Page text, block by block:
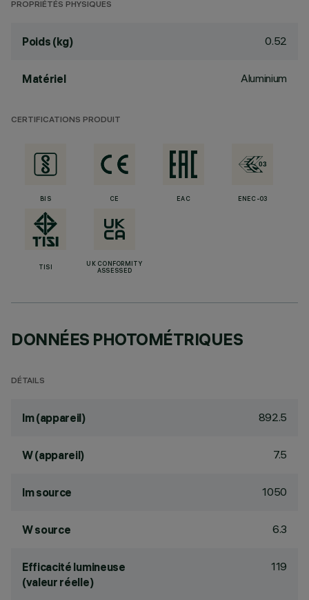
PROPRIÉTÉS PHYSIQUES
Poids (kg) 0.52
Matériel Aluminium
CERTIFICATIONS PRODUIT
BIS CE EAC ENEC-03
TISI
UK CONFORMITY
ASSESSED
DONNÉES PHOTOMÉTRIQUES
DÉTAILS
lm (appareil) 892.5
W (appareil) 7.5
lm source 1050
W source 6.3
Efficacité lumineuse
(valeur réelle)
119